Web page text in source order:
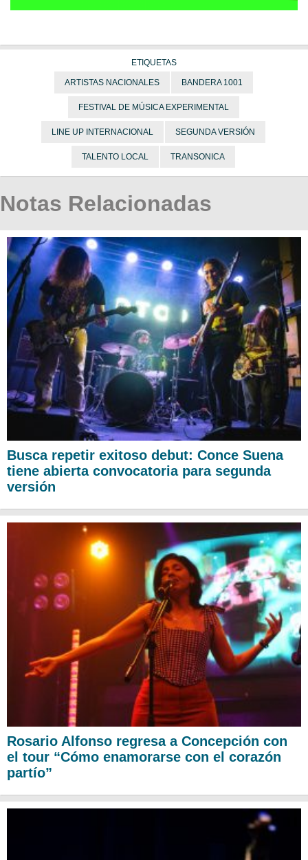
ETIQUETAS
ARTISTAS NACIONALES BANDERA 1001
FESTIVAL DE MÚSICA EXPERIMENTAL
LINE UP INTERNACIONAL SEGUNDA VERSIÓN
TALENTO LOCAL TRANSONICA
Notas Relacionadas
Busca repetir exitoso debut: Conce Suena
tiene abierta convocatoria para segunda
versión
Rosario Alfonso regresa a Concepción con
el tour “Cómo enamorarse con el corazón
partío”